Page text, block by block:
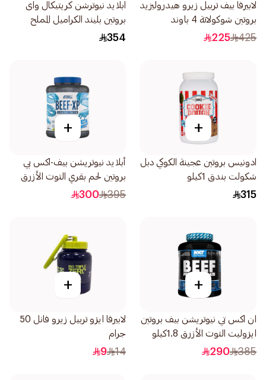
لابيرفا بيف تربيل زيرو هيدروليزيد
بروتين شوكولاتة 4 باوند
425
225
ابلايد نيوترشن كريتيكال واى
بروتين بليند الكراميل المملح
2كيلو
354
+
ادونيس بروتين عجينة الكوكي دبل
شكولت بندق 1كيلو
315
+
أبلايد نيوتريشن بيف-اكس بي
بروتين لحم بقري التوت الأزرق
1.8كيلو
395
300
+
ان اكس تي نيوتريشن بيف بروتين
ايزوليت التوت الأزرق 1.8كيلو
385
290
+
لابيرفا ايزو تربيل زيرو فانل 50
جرام
14
9